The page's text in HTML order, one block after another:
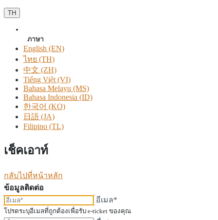
TH
ภาษา
English (EN)
ไทย (TH)
中文 (ZH)
Tiếng Việt (VI)
Bahasa Melayu (MS)
Bahasa Indonesia (ID)
한국어 (KO)
日語 (JA)
Filipino (TL)
เช็คเอาท์
กลับไปที่หน้าหลัก
ข้อมูลติดต่อ
อีเมล*
โปรดระบุอีเมลที่ถูกต้องเพื่อรับ e-ticket ของคุณ